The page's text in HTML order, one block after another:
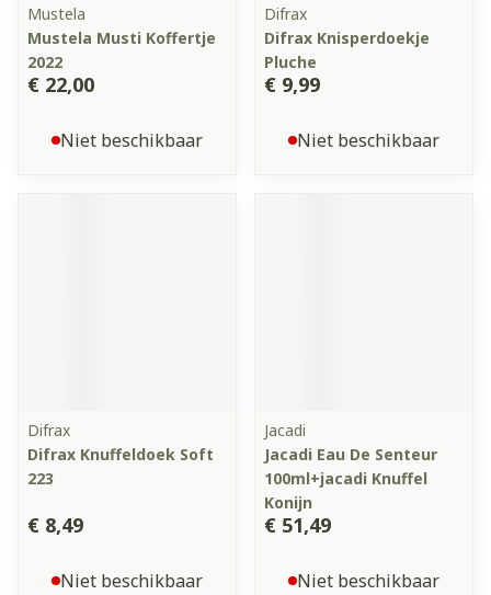
Mustela
Mustela Musti Koffertje
2022
€ 22,00
Niet beschikbaar
Difrax
Difrax Knisperdoekje
Pluche
€ 9,99
Niet beschikbaar
Difrax
Difrax Knuffeldoek Soft
223
€ 8,49
Niet beschikbaar
Jacadi
Jacadi Eau De Senteur
100ml+jacadi Knuffel
Konijn
€ 51,49
Niet beschikbaar